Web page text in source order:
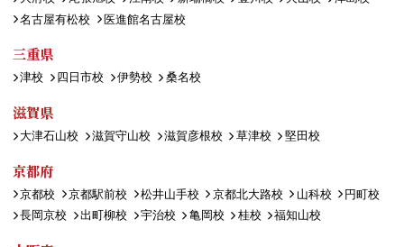
名古屋有松校
医進館名古屋校
三重県
津校 四日市校 伊勢校 桑名校
滋賀県
大津石山校 滋賀守山校 滋賀彦根校 草津校 堅田校
京都府
京都校 京都駅前校 松井山手校 京都北大路校 山科校
円町校
長岡京校
出町柳校 宇治校 亀岡校 桂校 福知山校